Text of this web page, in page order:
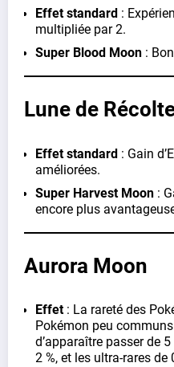
Effet standard :
multipliée par 2.
Super Blood Moon:
Lune de
Effet standard : Gain
améliorées.
Super Harvest Moon:
encore plus
Aurora Moon
Effet : La rareté des
Pokémon peu
d’apparaître passer de
2 %, et les ultra-rares de